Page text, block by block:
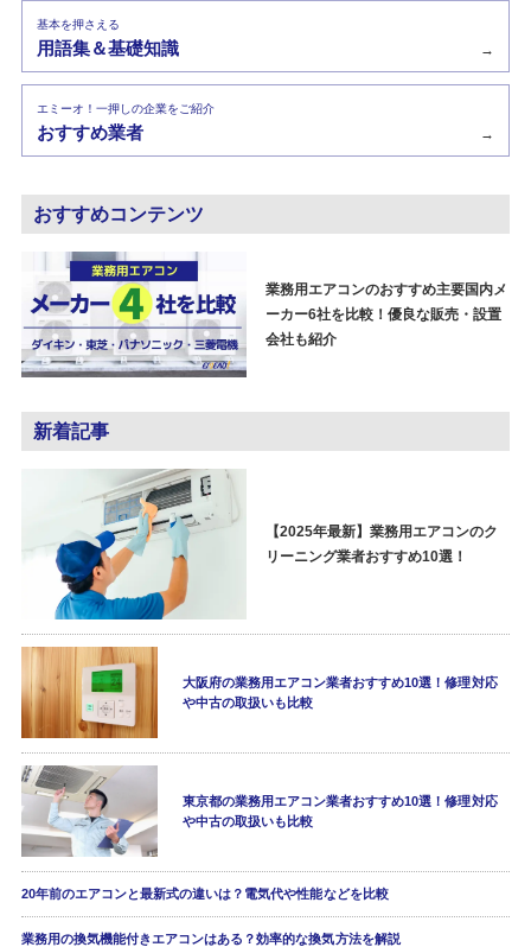
基本を押さえる
用語集＆基礎知識 →
エミーオ！一押しの企業をご紹介
おすすめ業者 →
おすすめコンテンツ
業務用エアコンのおすすめ主要国内メ
ーカー6社を比較！優良な販売・設置
会社も紹介
新着記事
【2025年最新】業務用エアコンのク
リーニング業者おすすめ10選！
大阪府の業務用エアコン業者おすすめ10選！修理対応
や中古の取扱いも比較
東京都の業務用エアコン業者おすすめ10選！修理対応
や中古の取扱いも比較
20年前のエアコンと最新式の違いは？電気代や性能などを比較
業務用の換気機能付きエアコンはある？効率的な換気方法を解説